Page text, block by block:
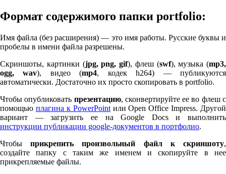
Формат содержимого папки port­fo­lio:
Имя файла (без расширения) — это имя работы. Русские буквы и
пробелы в имени файла разрешены.
Скриншоты, картинки (jpg, png, gif), флеш (swf), музыка (mp3,
ogg, wav), видео (mp4, кодек h264) — публикуются
автоматически. Достаточно их просто скопировать в port­fo­lio.
Чтобы опубликовать презентацию, сконвертируйте ее во флеш с
помощью плагина к Pow­er­Pointили Open Office Impress. Другой
вариант — загрузить ее на Google Docs и выполнить
инструкции публикации google-документов в портфолио.
Чтобыприкрепить произвольный файл к скриншоту,
создайте папку с таким же именем и скопируйте в нее
прикрепляемые файлы.